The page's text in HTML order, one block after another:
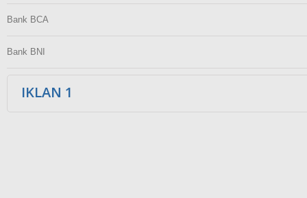
Bank BCA
Bank BNI
IKLAN 1